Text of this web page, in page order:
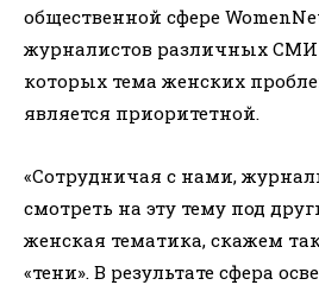
общественной сфере
журналистов различных
которых тема женских
является приоритетной.
«Сотрудничая с нами,
смотреть на эту тему под
женская тематика, скажем
«тени». В результате сфера